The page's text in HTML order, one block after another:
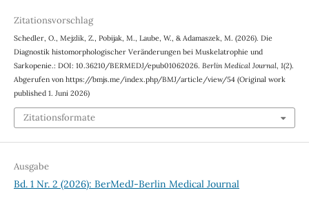
Zitationsvorschlag
Schedler, O., Mejzlik, Z., Pobijak, M., Laube, W., & Adamaszek, M. (2026). Die
Diagnostik histomorphologischer Veränderungen bei Muskelatrophie und
Sarkopenie.: DOI: 10.36210/BERMEDJ/epub01062026. Berlin Medical Journal, 1(2).
Abgerufen von https://bmjs.me/index.php/BMJ/article/view/54 (Original work
published 1. Juni 2026)
Zitationsformate
Ausgabe
Bd. 1 Nr. 2 (2026): BerMedJ-Berlin Medical Journal